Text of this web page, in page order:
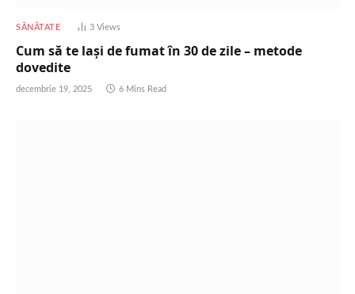
SĂNĂTATE 3Views
Cum să te lași de fumat în 30 de zile – metode
dovedite
decembrie 19, 2025 6 Mins Read